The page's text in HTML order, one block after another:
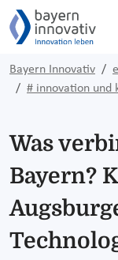
Bayern Innovativ
# innovation und
Was
Bayern?